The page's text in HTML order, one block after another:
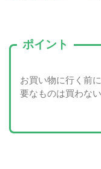
ポイント
お買い物に行く前
要なものは買わない